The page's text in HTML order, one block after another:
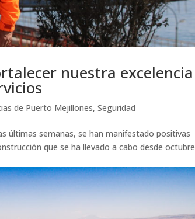
nuestra excelencia
de Puerto Mejillones,Seguridad
últimas semanas, se han manifestado positivas
que se ha llevado a cabo desde